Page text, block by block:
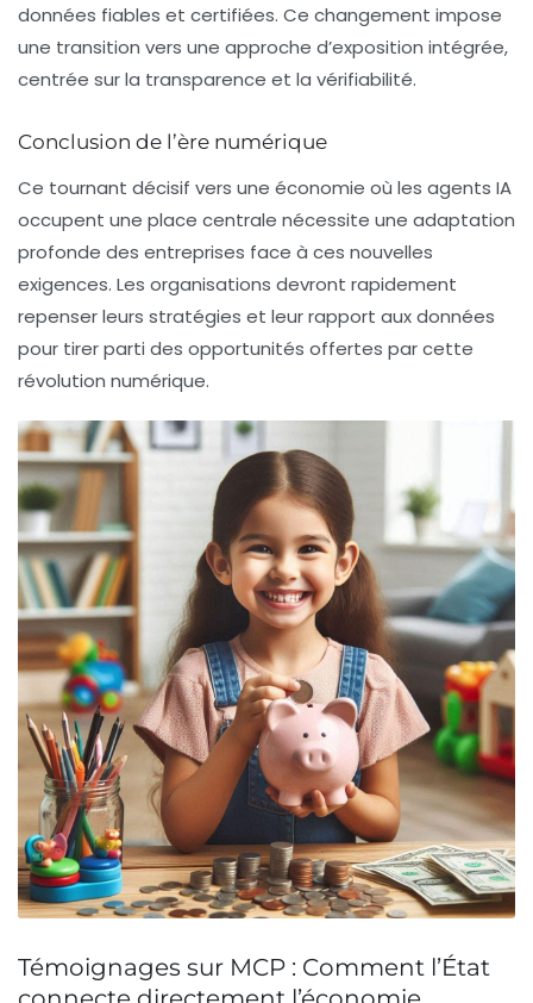
données fiables et certifiées. Ce changement impose
une transition vers une approche d’exposition intégrée,
centrée sur la transparence et la vérifiabilité.
Conclusion de l’ère numérique
Ce tournant décisif vers une économie où les agents IA
occupent une place centrale nécessite une adaptation
profonde des entreprises face à ces nouvelles
exigences. Les organisations devront rapidement
repenser leurs stratégies et leur rapport aux données
pour tirer parti des opportunités offertes par cette
révolution numérique.
Témoignages sur MCP : Comment l’État